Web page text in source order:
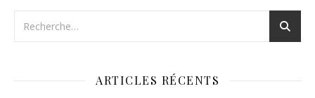
ARTICLES RÉCENTS